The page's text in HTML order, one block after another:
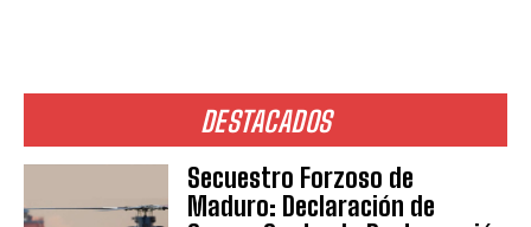
DESTACADOS
Secuestro Forzoso de
Maduro: Declaración de